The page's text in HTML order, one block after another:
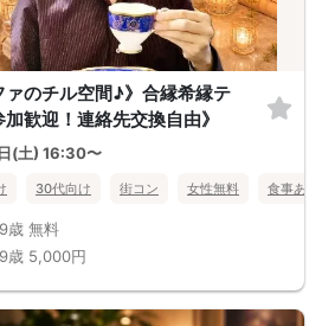
ァのチル空間♪》合縁希縁テ
歓迎！連絡先交換自由》
(土) 16:30〜
30代向け 街コン 女性無料 食事あり
歳 無料
歳 5,000円